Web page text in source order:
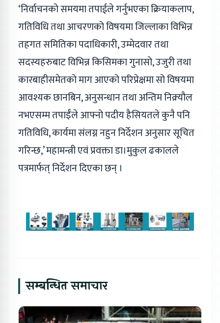
‘निर्वाचनको समयमा तपाईले गर्नुभएका क्रियाकलाप,
गतिविधि तथा आचरणको विषयमा जिल्लाका विभिन्न
तहगत समितिका पदाधिकारी, उम्मेदवार तथा
सदस्यहरुबाट विभिन्न किसिमका गुनासो, उजुरी तथा
कारबाहीसमेतको माग आएको परिप्रेक्षमा सो विषयमा
आवश्यक छानबिन, अनुसन्धान तथा अन्तिम निक्र्यौल
नभएसम्म तपाईँले आफ्नो पदीय हैसियतले कुनै पनि
गतिविधि, कार्यमा संलग्न नहुन निर्देशन अनुसार सूचित
गरिन्छ,’ महामन्त्री एवं प्रवक्ता डा।मुकुल ढकालले
पत्रमार्फत् निर्देशन दिएका छन् ।
सम्बन्धित समाचार